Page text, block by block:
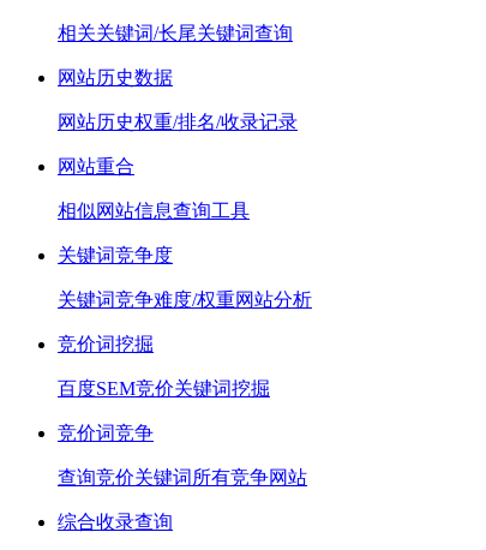
相关关键词/长尾关键词查询
网站历史数据
网站历史权重/排名/收录记录
网站重合
相似网站信息查询工具
关键词竞争度
关键词竞争难度/权重网站分析
竞价词挖掘
百度SEM竞价关键词挖掘
竞价词竞争
查询竞价关键词所有竞争网站
综合收录查询